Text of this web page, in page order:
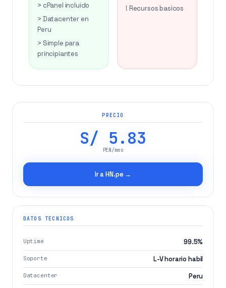
> cPanel incluido
> Datacenter en
Peru
> Simple para
principiantes
! Recursos basicos
PRECIO
S/ 5.83
PEN/mes
Ir a HN.pe →
DATOS TECNICOS
Uptime 99.5%
Soporte L-V horario habil
Datacenter Peru